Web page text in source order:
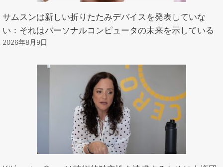
サムスンは新しい折りたたみデバイスを発表していな
い：それはパーソナルコンピュータの未来を示している
2026年8月9日